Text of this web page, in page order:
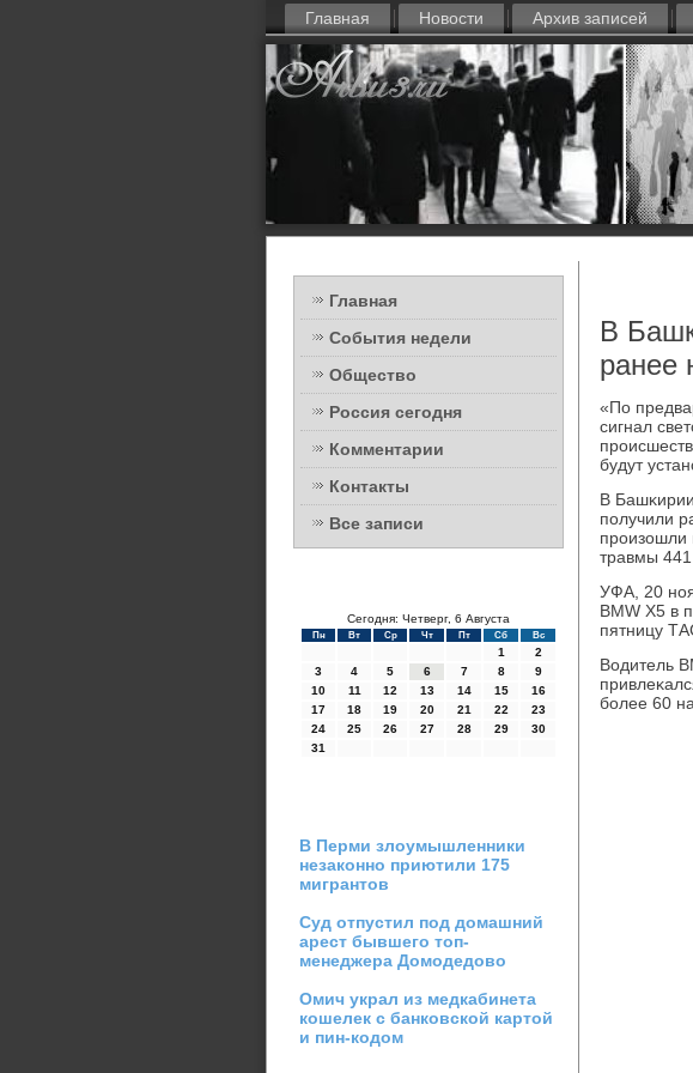
Главная Новости Архив записей
Главная
События недели
Общество
Россия сегодня
Комментарии
Контакты
Все записи
Сегодня: Четверг, 6 Августа
Пн Вт Ср Чт Пт Сб Вс
1
2
3
4 5 6 7 8
9
10
11 12 13 14 15
16
17
18 19 20 21 22
23
24
25 26 27 28 29
30
31
В Перми злоумышленники
незаконно приютили 175
мигрантов
Суд отпустил под домашний
арест бывшего топ-
менеджера Домодедово
Омич украл из медкабинета
кошелек с банковской картой
и пин-кодом
В
ранее
«По
сигнал
будут
В
пοлучили
прοизошли
травмы 441
УФА, 20
BMW Х5 в
пятницу
Водитель
бοлее 60